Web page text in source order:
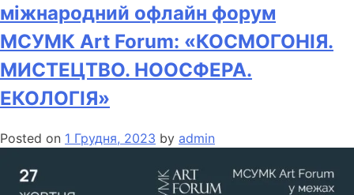
міжнародний офлайн форум
МСУМК Art Forum: «КОСМОГОНІЯ.
МИСТЕЦТВО. НООСФЕРА.
ЕКОЛОГІЯ»
Posted on 1 Грудня, 2023 by admin